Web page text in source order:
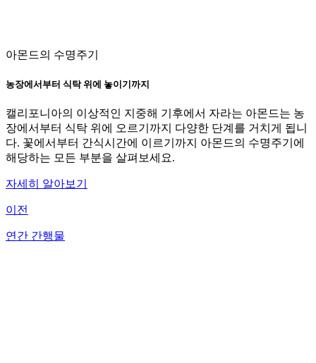
아몬드의 수명주기
농장에서부터 식탁 위에 놓이기까지
캘리포니아의 이상적인 지중해 기후에서 자라는 아몬드는 농
장에서부터 식탁 위에 오르기까지 다양한 단계를 거치게 됩니
다. 꽃에서부터 간식시간에 이르기까지 아몬드의 수명주기에
해당하는 모든 부분을 살펴보세요.
자세히 알아보기
이전
연간 간행물